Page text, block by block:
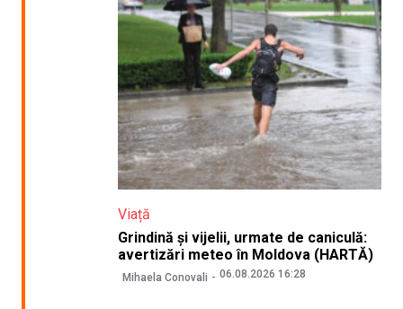
Viață
Grindină și vijelii, urmate de caniculă:
avertizări meteo în Moldova (HARTĂ)
Mihaela Conovali 06.08.2026 16:28